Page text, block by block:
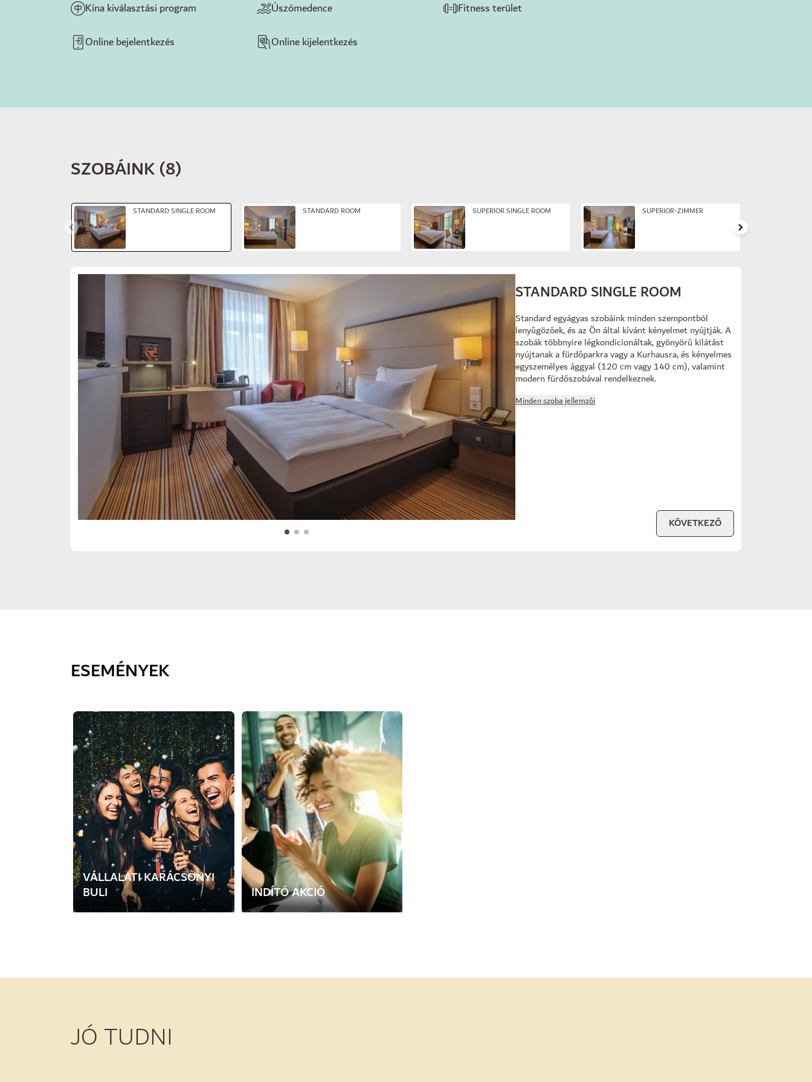
Kína kiválasztási program
Úszómedence
Fitness terület
Online bejelentkezés
Online kijelentkezés
SZOBÁINK(8)
Dia: 1 of 5 STANDARD SINGLE ROOM STANDARD ROOM SUPERIOR SINGLE ROOM SUPERIOR-ZIMMER
STANDARD SINGLE ROOM
Standard egyágyas szobáink minden szempontból
lenyűgözőek, és az Ön által kívánt kényelmet nyújtják. A
szobák többnyire légkondicionáltak, gyönyörű kilátást
nyújtanak a fürdőparkra vagy a Kurhausra, és kényelmes
egyszemélyes ággyal (120 cm vagy 140 cm), valamint
modern fürdőszobával rendelkeznek.
Minden szoba jellemzői
KÖVETKEZŐ
ESEMÉNYEK
Dia: 1 of 1
VÁLLALATI KARÁCSONYI
BULI INDÍTÓ AKCIÓ
JÓ TUDNI